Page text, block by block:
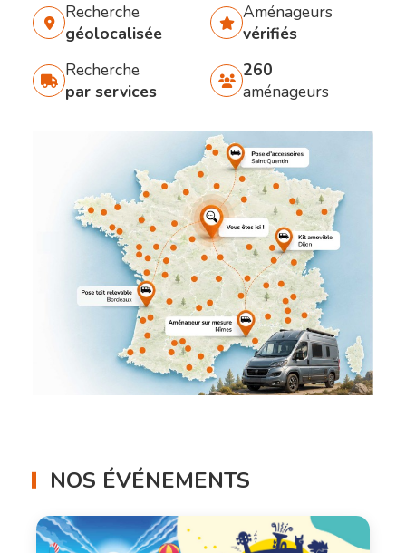
Recherche
géolocalisée
Aménageurs
vérifiés
Recherche
par services
260
aménageurs
NOS ÉVÉNEMENTS